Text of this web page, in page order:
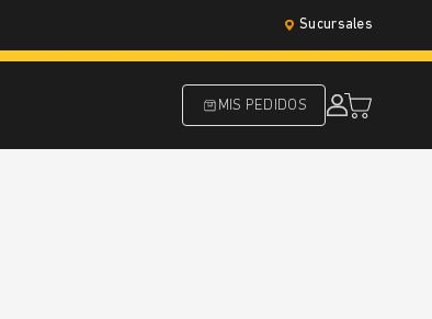
Sucursales
MIS PEDIDOS